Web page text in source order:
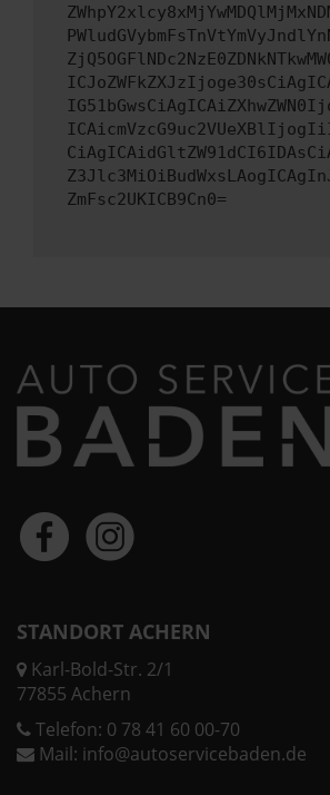
ZmFsc2UKICB9Cn0=
STANDORT ACHERN
Karl-Bold-Str. 2/1
77855 Achern
Telefon: 0 78 41 60 00-70
Mail: info@autoservicebaden.de